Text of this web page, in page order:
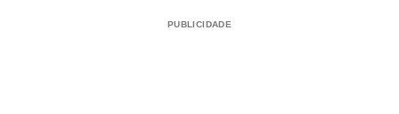
PUBLICIDADE